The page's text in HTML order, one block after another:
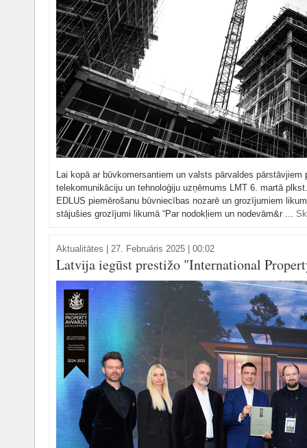
Lai kopā ar būvkomersantiem un valsts pārvaldes
telekomunikāciju un tehnoloģiju uzņēmums LMT 6. martā
EDLUS piemērošanu būvniecības nozarē un grozījumiem
stājušies grozījumi likumā “Par nodokļiem un nodevām&r ...
Aktualitātes 27. Februāris 2025 | 00:02
Latvija iegūst prestižo "International